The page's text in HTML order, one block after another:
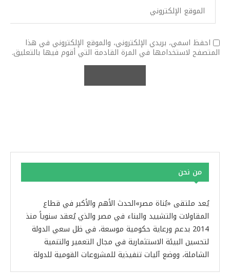
احفظ اسمي، بريدي الإلكتروني، والموقع الإلكتروني في هذا
المتصفح لاستخدامها في المرة القادمة التي أقوم فيها بالتعليق.
من نحن
يُعد ملتقى «بُناة مصر»الحدث الأهم والأكبر في قطاع
المقاولات والتشييد والبناء في مصر والذي يُعقد سنوياً منذ
2014 بدعم ورعاية حكومية موسعة، في ظل سعي الدولة
لتحسين البيئة الاستثمارية في مجال التعمير والتنمية
الشاملة، ووضع آليات تنفيذية للمشروعات القومية للدولة